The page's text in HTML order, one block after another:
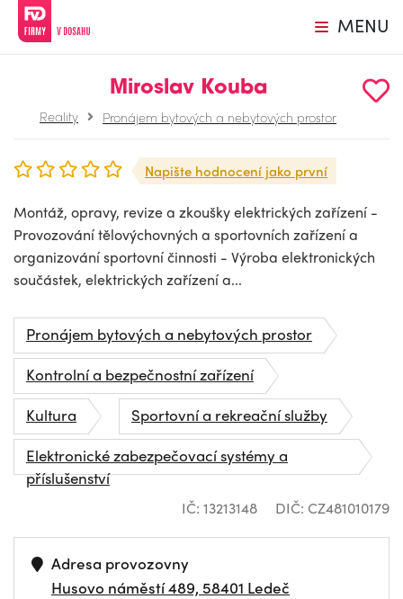
MENU
Miroslav Kouba
Reality Pronájem bytových a nebytových prostor
Napište hodnocení jako první
Montáž, opravy, revize a zkoušky elektrických zařízení -
Provozování tělovýchovných a sportovních zařízení a
organizování sportovní činnosti - Výroba elektronických
součástek, elektrických zařízení a...
Pronájem bytových a nebytových prostor
Kontrolní a bezpečnostní zařízení
Kultura
Sportovní a rekreační služby
Elektronické zabezpečovací systémy a
příslušenství
IČ: 13213148 DIČ: CZ481010179
Adresa provozovny
Husovo náměstí 489, 58401 Ledeč